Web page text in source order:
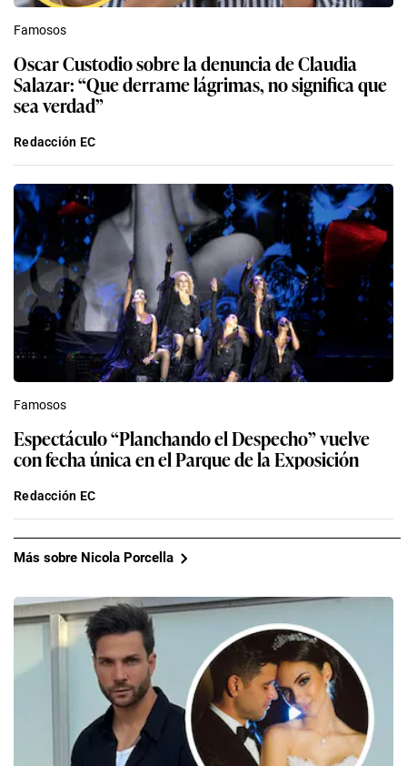
Famosos
Oscar Custodio sobre la denuncia de Claudia
Salazar: “Que derrame lágrimas, no significa que
sea verdad”
Redacción EC
Famosos
Espectáculo “Planchando el Despecho” vuelve
con fecha única en el Parque de la Exposición
Redacción EC
Más sobre Nicola Porcella